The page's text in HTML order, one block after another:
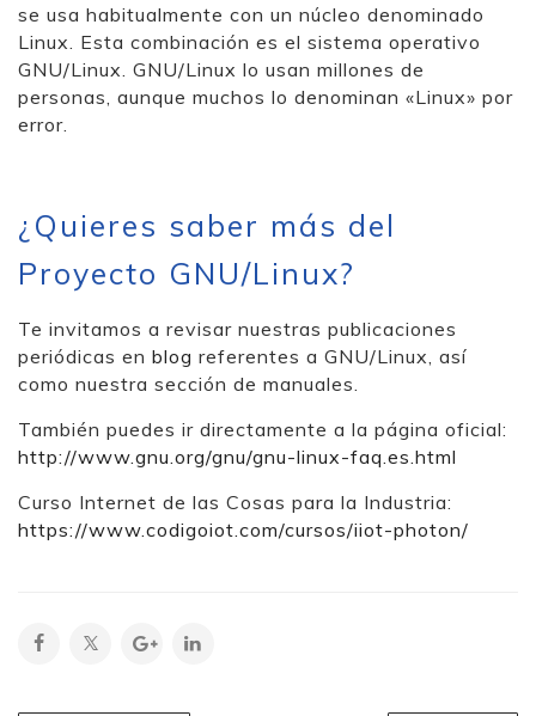
se usa habitualmente con un núcleo denominado
Linux. Esta combinación es el sistema operativo
GNU/Linux. GNU/Linux lo usan millones de
personas, aunque muchos lo denominan «Linux» por
error.
¿Quieres saber más del
Proyecto GNU/Linux?
Te invitamos a revisar nuestras publicaciones
periódicas en blog referentes a GNU/Linux, así
como nuestra sección de manuales.
También puedes ir directamente a la página oficial:
http://www.gnu.org/gnu/gnu-linux-faq.es.html
Curso Internet de las Cosas para la Industria:
https://www.codigoiot.com/cursos/iiot-photon/